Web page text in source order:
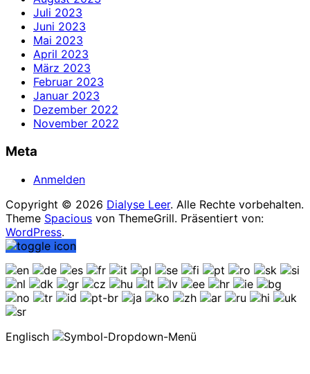
Juli 2023
Juni 2023
Mai 2023
April 2023
März 2023
Februar 2023
Januar 2023
Dezember 2022
November 2022
Meta
Anmelden
Copyright © 2026 Dialyse Leer. Alle Rechte vorbehalten.
Theme Spacious von ThemeGrill. Präsentiert von:
WordPress.
Englisch